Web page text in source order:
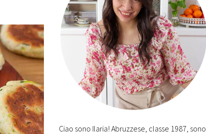
Ciao sono Ilaria! Abruzzese, classe 1987, sono